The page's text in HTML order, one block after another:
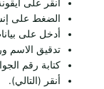
أنقر على
الضغط على
أدخل على
تدقيق الاسم
كتابة رقم
أنقر (التالي).